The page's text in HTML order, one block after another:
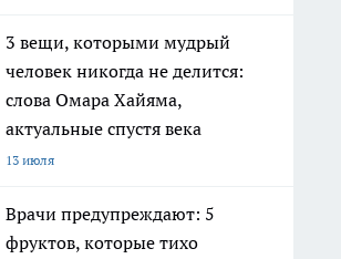
3 вещи, которыми мудрый
человек никогда не делится:
слова Омара Хайяма,
актуальные спустя века
13 июля
Врачи предупреждают: 5
фруктов, которые тихо